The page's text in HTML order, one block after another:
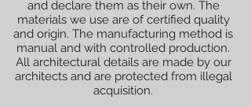
and declare them as their own. The
materials we use are of certified quality
and origin. The manufacturing method is
manual and with controlled production.
All architectural details are made by our
architects and are protected from illegal
acquisition.